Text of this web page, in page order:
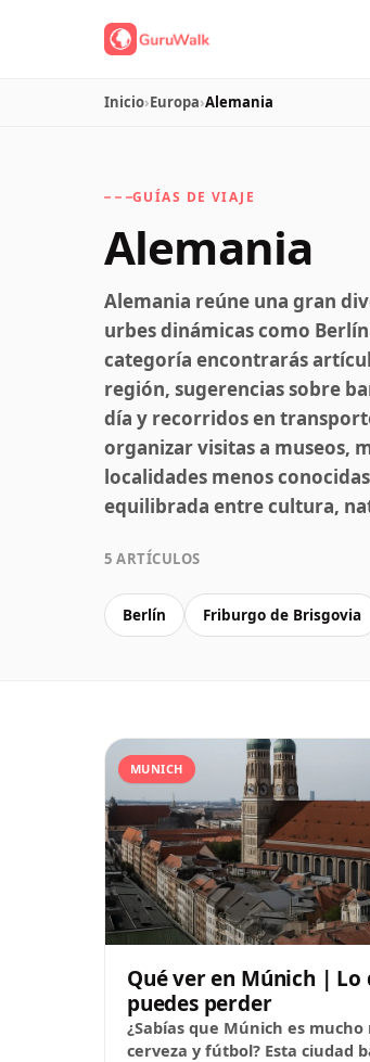
Inicio›Europa›Alemania
GUÍAS DE VIAJE
Alemania
Alemania reúne una gran
urbes dinámicas como
categoría encontrarás
región, sugerencias sobre
día y recorridos en
organizar visitas a museos,
localidades menos
equilibrada entre cultura,
5 ARTÍCULOS
Berlín Friburgo de Brisgovia
MUNICH
Qué ver en Múnich | Lo
puedes perder
¿Sabías que Múnich es mucho
cerveza y fútbol? Esta ciudad